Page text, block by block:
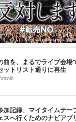
曲を、まるでライブ会場
ットリスト通りに再生
加記録、マイタイムテー
スへ行くためのナビアプ